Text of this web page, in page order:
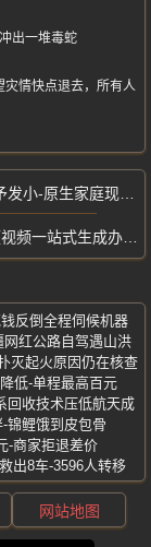
出一堆毒蛇
灾情快点退去，所有人
生家庭现状太唏嘘
成办公创作效率翻倍
反倒全程伺候机器
红公路自驾遇山洪
灭起火原因仍在核查
低-单程最高百元
回收技术压低航天成
锦鲤饿到皮包骨
-商家拒退差价
出8车-3596人转移
网站地图